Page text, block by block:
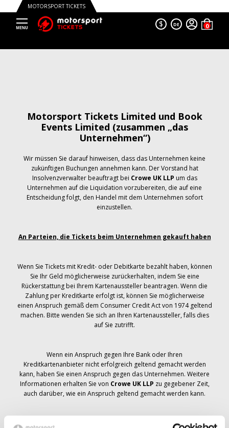
MOTORSPORT TICKETS
$ DE
Motorsport Tickets Limited und Book
Events Limited (zusammen „das
Unternehmen“)
Wir müssen Sie darauf hinweisen, dass das Unternehmen keine
zukünftigen Buchungen annehmen kann. Der Vorstand hat
Insolvenzverwalter beauftragt bei Crowe UK LLP um das
Unternehmen auf die Liquidation vorzubereiten, die auf eine
Entscheidung folgt, den Handel mit dem Unternehmen sofort
einzustellen.
An Parteien, die Tickets beim Unternehmen gekauft haben
Wenn Sie Tickets mit Kredit- oder Debitkarte bezahlt haben, können
Sie Ihr Geld möglicherweise zurückerhalten, indem Sie eine
Rückerstattung bei Ihrem Kartenaussteller beantragen. Wenn die
Zahlung per Kreditkarte erfolgt ist, können Sie möglicherweise
einen Anspruch gemäß dem Consumer Credit Act von 1974 geltend
machen. Bitte wenden Sie sich an Ihren Kartenaussteller, falls dies
auf Sie zutrifft.
Wenn ein Anspruch gegen Ihre Bank oder Ihren
Kreditkartenanbieter nicht erfolgreich geltend gemacht werden
kann, haben Sie einen Anspruch gegen das Unternehmen. Weitere
Informationen erhalten Sie von Crowe UK LLP zu gegebener Zeit,
auch darüber, wie ein Anspruch geltend gemacht werden kann.
Sie haben eine Stornierungsmitteilung